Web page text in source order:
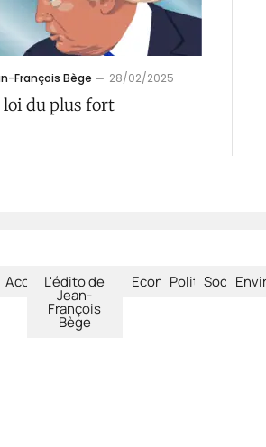
François Bège 28/02/2025
loi du plus fort
AccueilL'édito de
Jean-
François
Bège
EconomiePolitiqueSociété